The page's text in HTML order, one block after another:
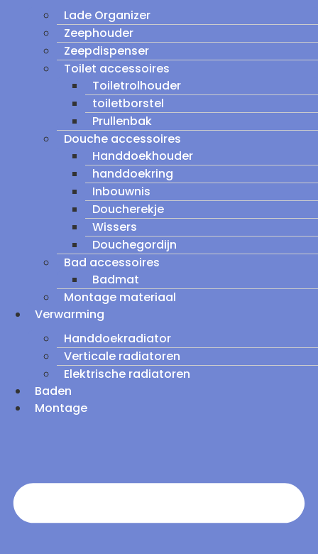
Lade Organizer
Zeephouder
Zeepdispenser
Toilet accessoires
Toiletrolhouder
toiletborstel
Prullenbak
Douche accessoires
Handdoekhouder
handdoekring
Inbouwnis
Doucherekje
Wissers
Douchegordijn
Bad accessoires
Badmat
Montage materiaal
Verwarming
Handdoekradiator
Verticale radiatoren
Elektrische radiatoren
Baden
Montage